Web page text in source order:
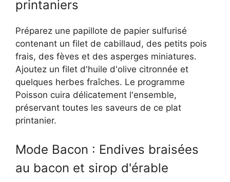
printaniers
Préparez une papillote de papier sulfurisé
contenant un filet de cabillaud, des petits pois
frais, des fèves et des asperges miniatures.
Ajoutez un filet d'huile d'olive citronnée et
quelques herbes fraîches. Le programme
Poisson cuira délicatement l'ensemble,
préservant toutes les saveurs de ce plat
printanier.
Mode Bacon : Endives braisées
au bacon et sirop d'érable